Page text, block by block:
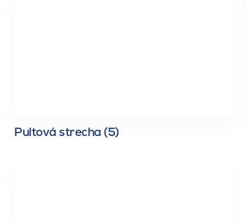
Pultová strecha (5)